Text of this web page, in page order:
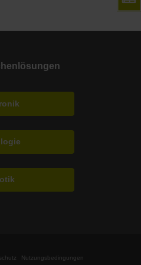
Nutzungsbedingungen